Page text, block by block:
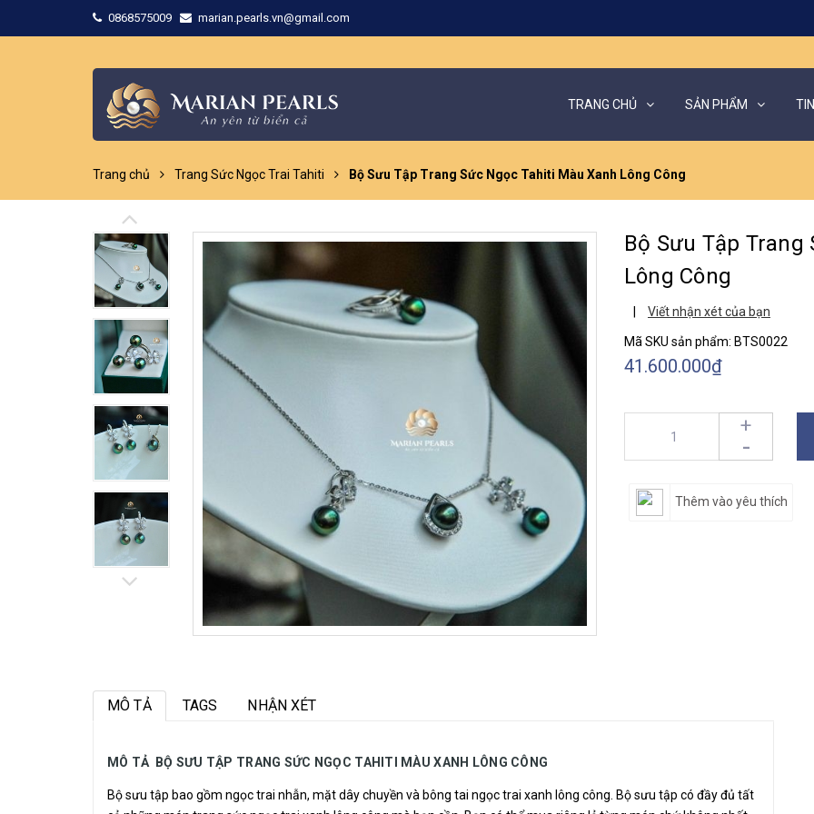
0868575009 marian.pearls.vn@gmail.com
TRANG CHỦ SẢN PHẨM
Trang chủ Trang Sức Ngọc Trai Tahiti Bộ Sưu Tập Trang Sức Ngọc Tahiti Màu Xanh Lông Công
Bộ Sưu Tập
Lông Công
Viết nhận xét của bạn
Mã SKU sản phẩm: BTS0022
41.600.000₫
+
-
Thêm vào yêu thích
MÔ TẢ TAGS NHẬN XÉT
MÔ TẢ BỘ SƯU TẬP TRANG SỨC NGỌC TAHITI MÀU XANH LÔNG CÔNG
Bộ sưu tập bao gồm ngọc trai nhẫn, mặt dây chuyền và bông tai ngọc trai xanh lông công . Bộ sưu tập có đầy đủ tất